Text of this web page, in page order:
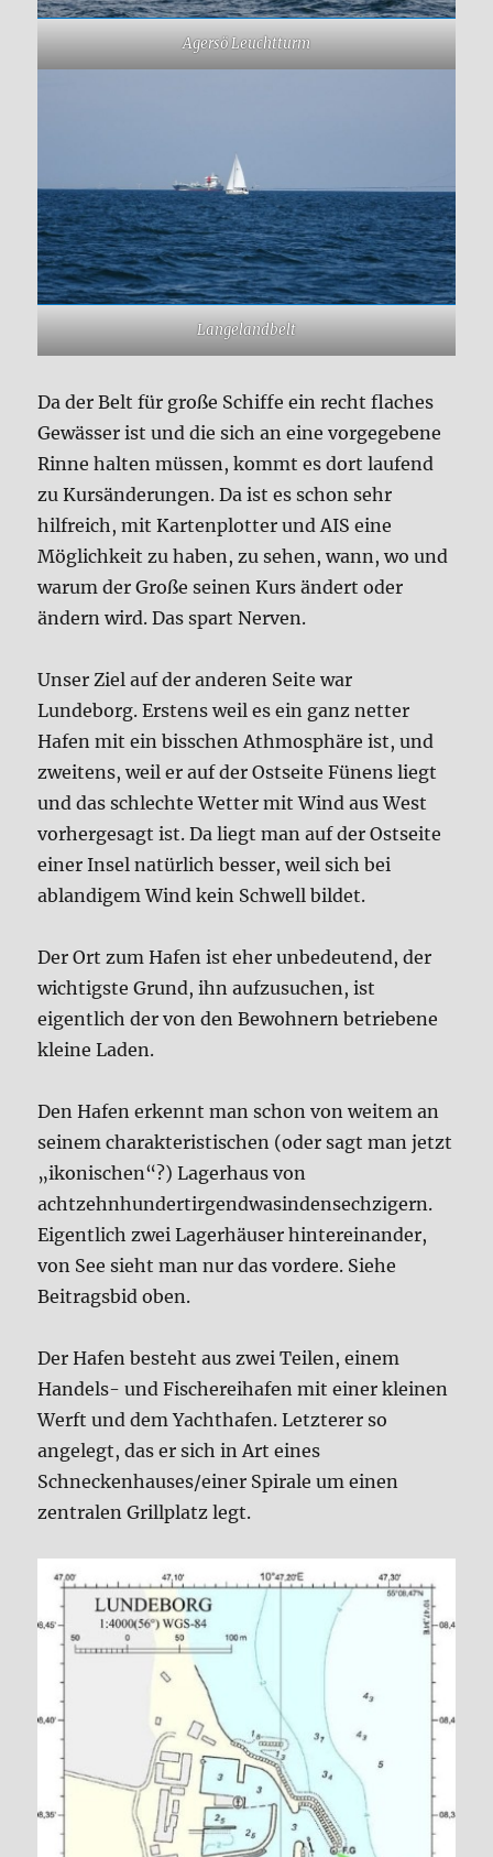
Agersö Leuchtturm
Langelandbelt
Da der Belt für große Schiffe ein recht flaches
Gewässer ist und die sich an eine vorgegebene
Rinne halten müssen, kommt es dort laufend
zu Kursänderungen. Da ist es schon sehr
hilfreich, mit Kartenplotter und AIS eine
Möglichkeit zu haben, zu sehen, wann, wo und
warum der Große seinen Kurs ändert oder
ändern wird. Das spart Nerven.
Unser Ziel auf der anderen Seite war
Lundeborg. Erstens weil es ein ganz netter
Hafen mit ein bisschen Athmosphäre ist, und
zweitens, weil er auf der Ostseite Fünens liegt
und das schlechte Wetter mit Wind aus West
vorhergesagt ist. Da liegt man auf der Ostseite
einer Insel natürlich besser, weil sich bei
ablandigem Wind kein Schwell bildet.
Der Ort zum Hafen ist eher unbedeutend, der
wichtigste Grund, ihn aufzusuchen, ist
eigentlich der von den Bewohnern betriebene
kleine Laden.
Den Hafen erkennt man schon von weitem an
seinem charakteristischen (oder sagt man jetzt
„ikonischen“?) Lagerhaus von
achtzehnhundertirgendwasindensechzigern.
Eigentlich zwei Lagerhäuser hintereinander,
von See sieht man nur das vordere. Siehe
Beitragsbid oben.
Der Hafen besteht aus zwei Teilen, einem
Handels- und Fischereihafen mit einer kleinen
Werft und dem Yachthafen. Letzterer so
angelegt, das er sich in Art eines
Schneckenhauses/einer Spirale um einen
zentralen Grillplatz legt.